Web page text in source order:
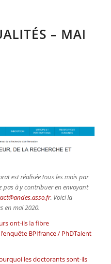
– MAI
est réalisée tous les mois par
pas à y contribuer en envoyant
. Voici la
en mai 2020.
ont-ils la fibre
BPIfrance / PhDTalent
les doctorants sont-ils